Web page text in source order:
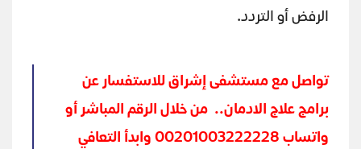
الرفض أو التردد.
تواصل مع مستشفى إشراق للاستفسار عن
برامج علاج الادمان.. من خلال الرقم المباشر أو
واتساب 00201003222228 وابدأ التعافي